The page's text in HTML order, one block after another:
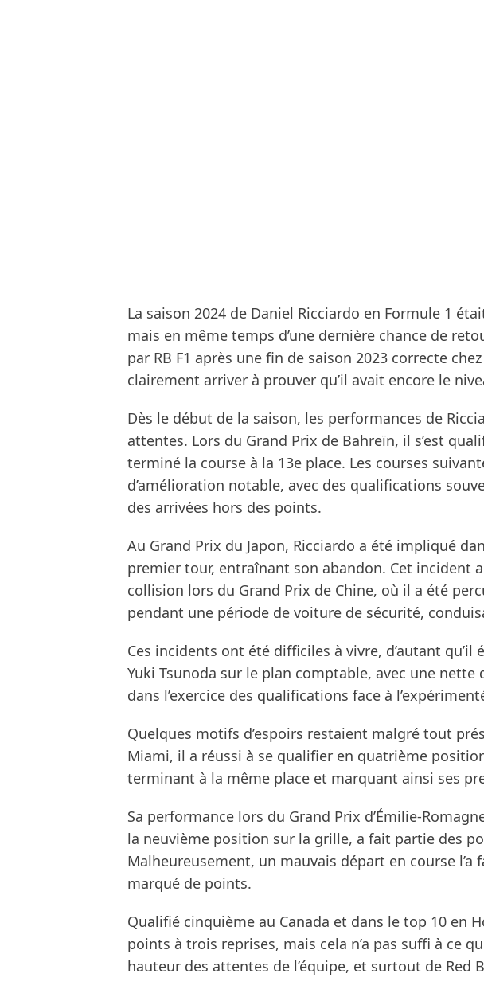
La saison 2024 de Daniel Ricciardo en Formule 1
mais en même temps d’une dernière chance de
par RB F1 après une fin de saison 2023 correcte
clairement arriver à prouver qu’il avait encore le
Dès le début de la saison, les performances de
attentes. Lors du Grand Prix de Bahreïn, il s’est
terminé la course à la 13e place. Les courses
d’amélioration notable, avec des qualifications
des arrivées hors des points.
Au Grand Prix du Japon, Ricciardo a été impliqué
premier tour, entraînant son abandon. Cet incident
collision lors du Grand Prix de Chine, où il a été
pendant une période de voiture de sécurité,
Ces incidents ont été difficiles à vivre, d’autant
Yuki Tsunoda sur le plan comptable, avec une nette
dans l’exercice des qualifications face à
Quelques motifs d’espoirs restaient malgré tout
Miami, il a réussi à se qualifier en quatrième
terminant à la même place et marquant ainsi ses
Sa performance lors du Grand Prix d’Émilie-
la neuvième position sur la grille, a fait partie des
Malheureusement, un mauvais départ en course l’a
marqué de points.
Qualifié cinquième au Canada et dans le top 10 en
points à trois reprises, mais cela n’a pas suffi à ce
hauteur des attentes de l’équipe, et surtout de Red